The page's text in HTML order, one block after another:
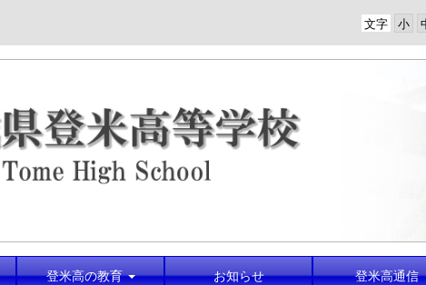
文字
登米高の教育 お知らせ 登米高通信